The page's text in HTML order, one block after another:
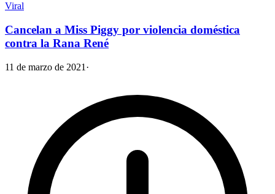
Viral
Cancelan a Miss Piggy por violencia doméstica
contra la Rana René
11 de marzo de 2021 ·